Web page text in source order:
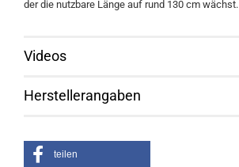
der die nutzbare Länge auf rund 130 cm wächst.
Videos
Herstellerangaben
teilen